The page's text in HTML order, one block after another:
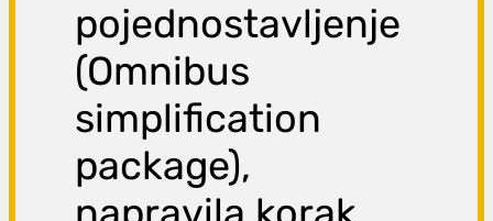
pojednostavljenje
(Omnibus
simplification
package),